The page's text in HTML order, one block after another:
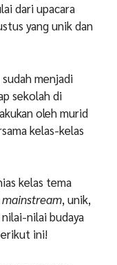
dari upacara
yang unikdan
menjadi
sekolah di
oleh murid
kelas-kelas
kelas tema
, unik,
nilai budaya
ini!